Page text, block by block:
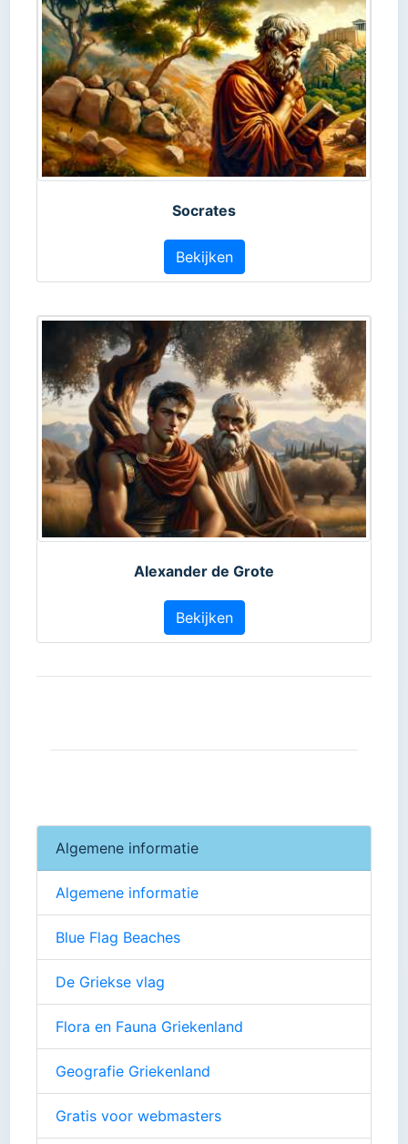
Socrates
Bekijken
Alexander de Grote
Bekijken
Algemene informatie
Algemene informatie
Blue Flag Beaches
De Griekse vlag
Flora en Fauna Griekenland
Geografie Griekenland
Gratis voor webmasters